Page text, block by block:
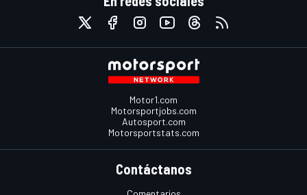
Motor1.com
Motorsportjobs.com
Autosport.com
Motorsportstats.com
Contáctanos